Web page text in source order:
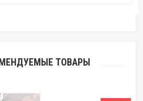
ТОВАРЫ